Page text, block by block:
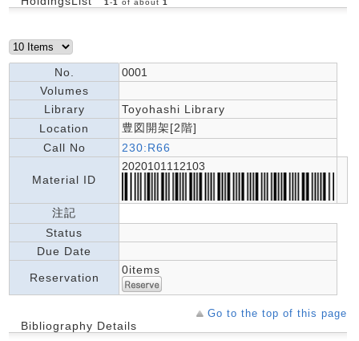
1 -1 of about 1
No.
0001
Volumes
Library
Toyohashi Library
Location
豊図開架[2階]
Call No
230:R66
Material ID
2020101112103
注記
Status
Due Date
Reservation
0items
Go to the top of this page
Bibliography Details